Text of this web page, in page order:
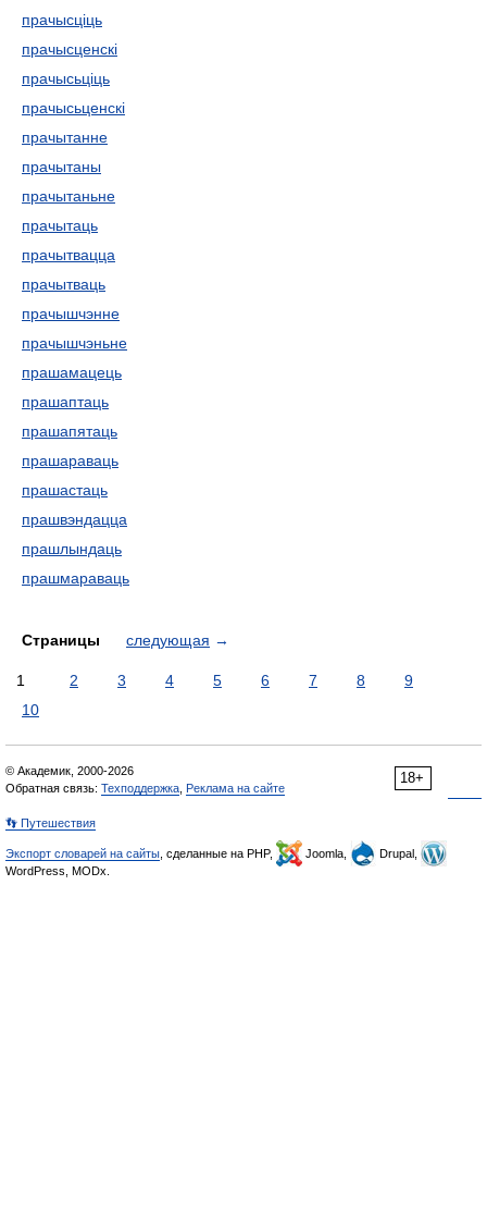
прачысціць
прачысценскі
прачысьціць
прачысьценскі
прачытанне
прачытаны
прачытаньне
прачытаць
прачытвацца
прачытваць
прачышчэнне
прачышчэньне
прашамацець
прашаптаць
прашапятаць
прашараваць
прашастаць
прашвэндацца
прашлындаць
прашмараваць
Страницы следующая →
1 2 3 4 5 6 7 8
9
10
18+
© Академик, 2000-2026
Обратная связь: Техподдержка Реклама на сайте
👣 Путешествия
Экспорт словарей на сайты , сделанные на PHP, Joomla,
Drupal,
WordPress, MODx.